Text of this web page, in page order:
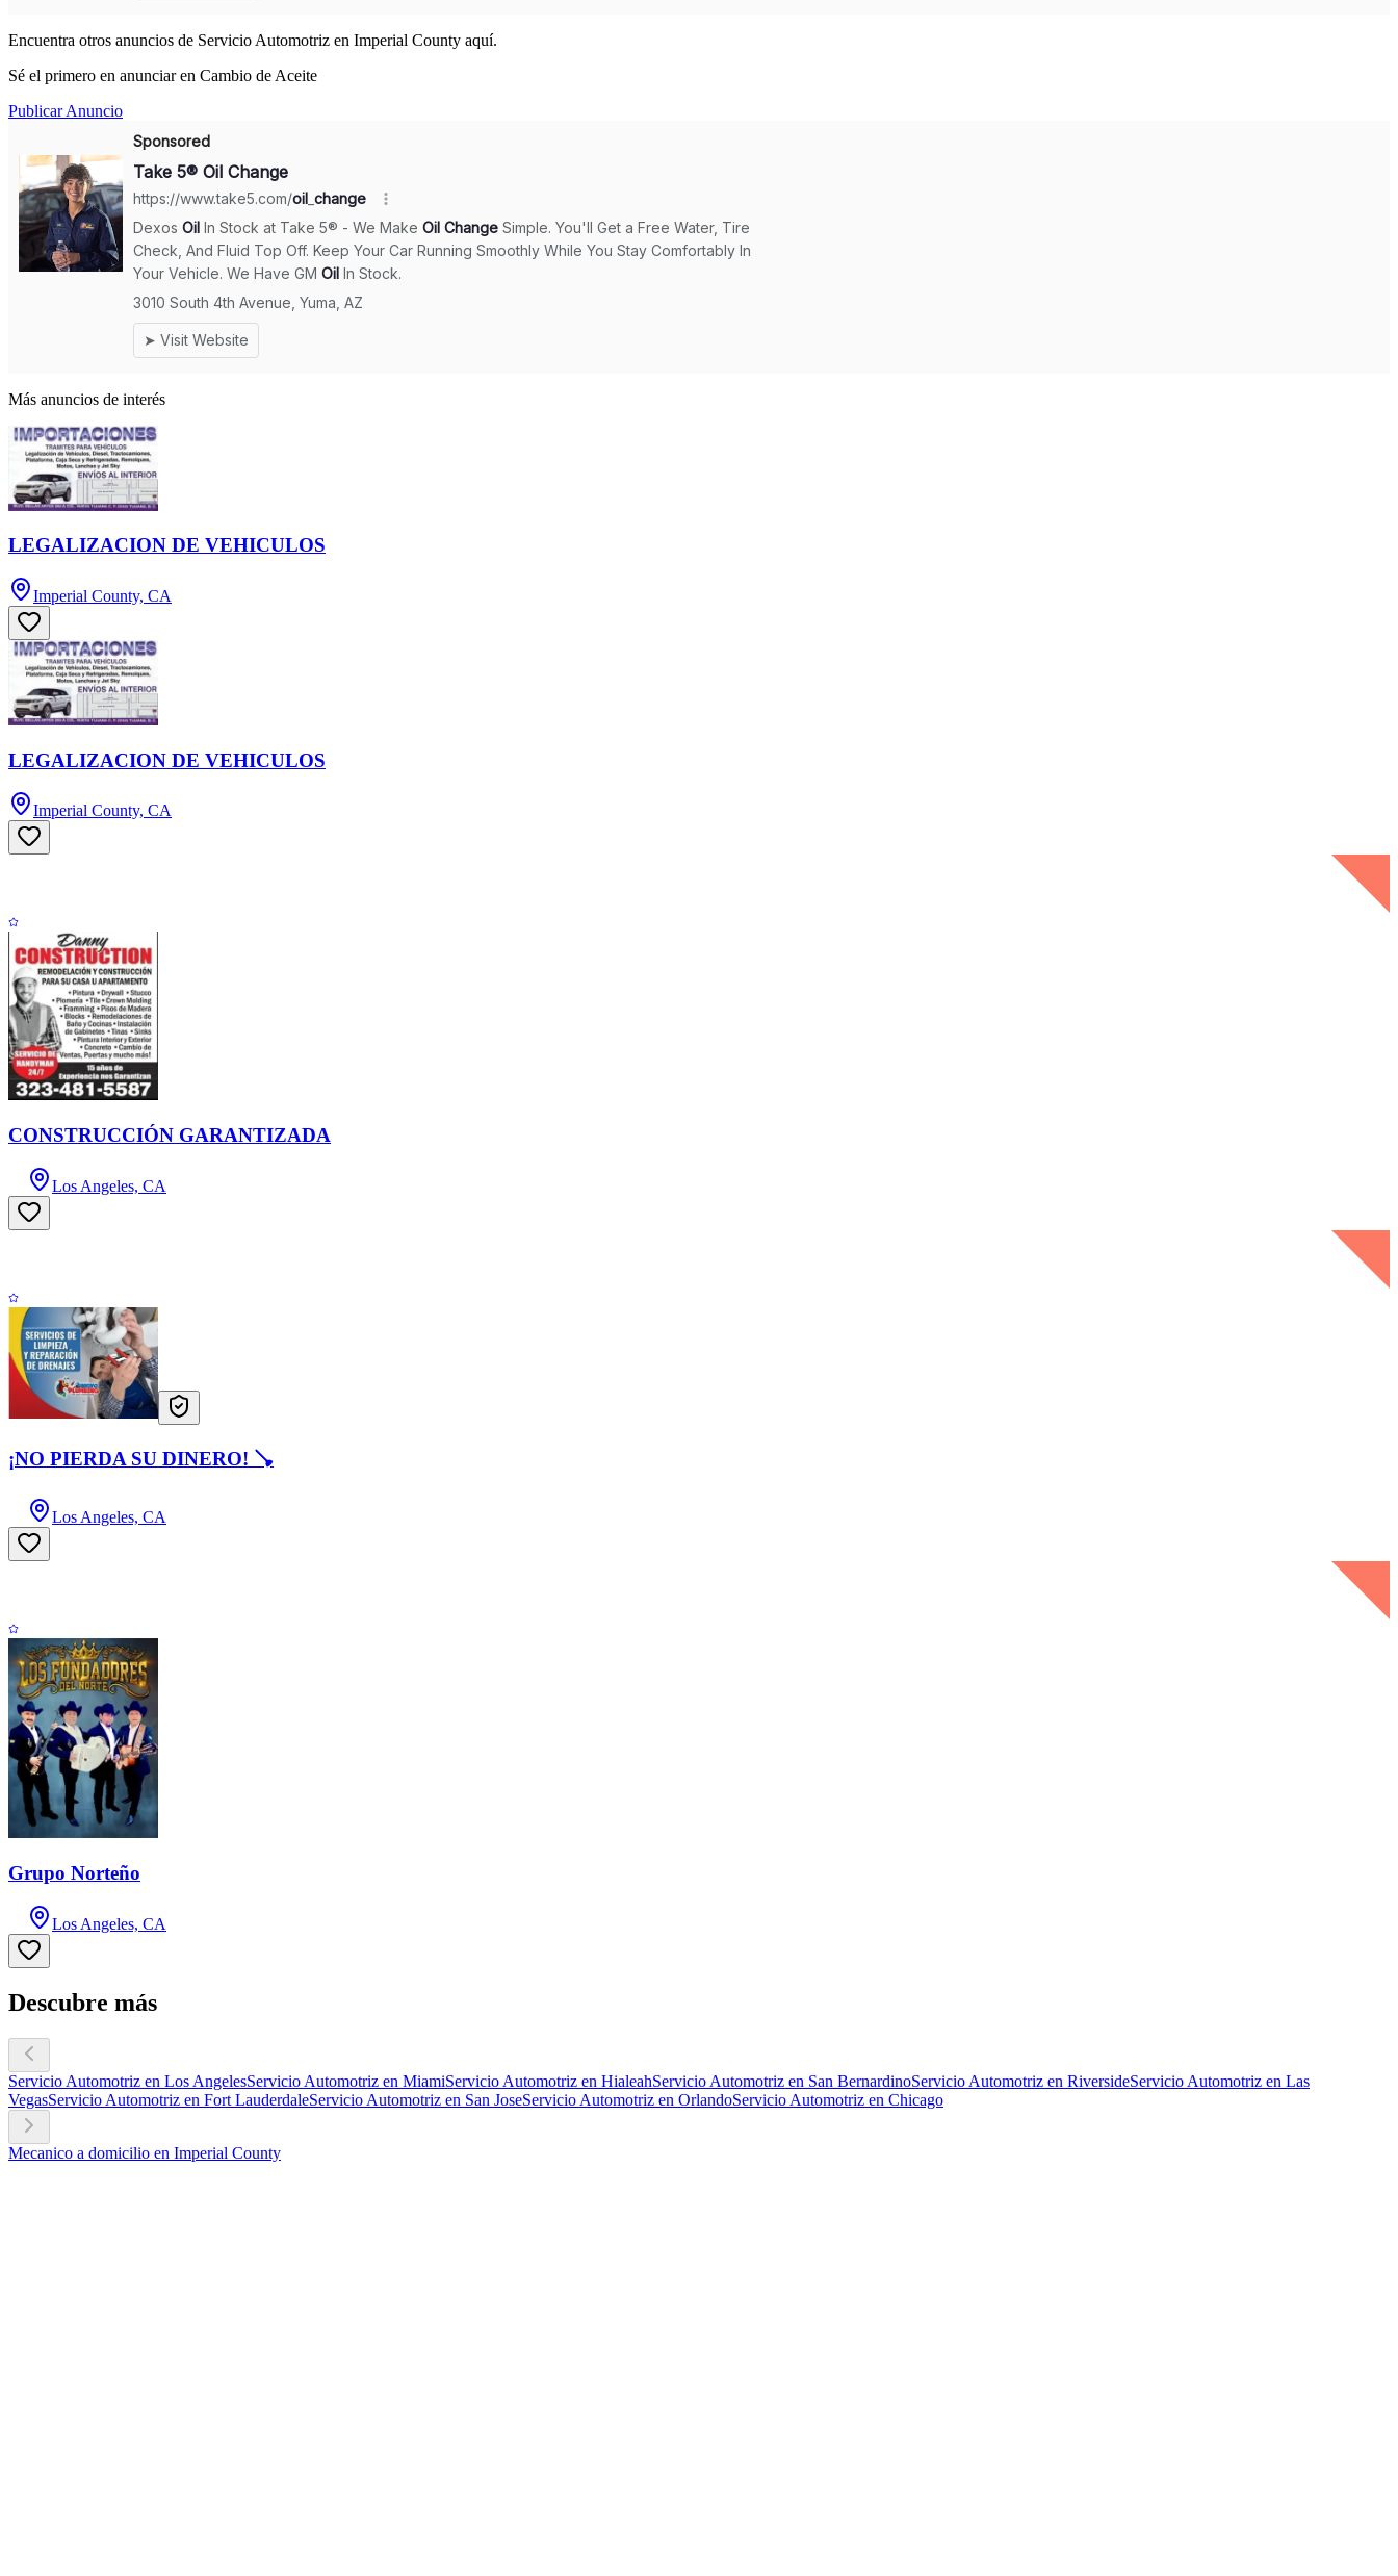
Encuentra otros anuncios de Servicio Automotriz en Imperial County aquí.
Sé el primero en anunciar en Cambio de Aceite
Publicar Anuncio
Más anuncios de interés
LEGALIZACION DE VEHICULOS
Imperial County, CA
LEGALIZACION DE VEHICULOS
Imperial County, CA
CONSTRUCCIÓN GARANTIZADA
Los Angeles, CA
¡NO PIERDA SU DINERO! 🪠
Los Angeles, CA
Grupo Norteño
Los Angeles, CA
Descubre más
Servicio Automotriz en Los AngelesServicio Automotriz en MiamiServicio Automotriz en HialeahServicio Automotriz en San BernardinoServicio Automotriz en RiversideServicio Automotriz en Las
VegasServicio Automotriz en Fort LauderdaleServicio Automotriz en San JoseServicio Automotriz en OrlandoServicio Automotriz en Chicago
Mecanico a domicilio en Imperial County